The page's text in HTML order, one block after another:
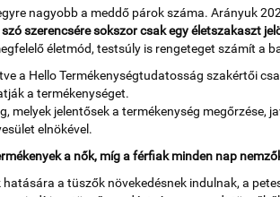
nagyobb a meddő párok száma. Arányuk
szerencsére sokszor csak egy életszakaszt
életmód, testsúly is rengeteget számít a
a Hello Termékenységtudatosság szakértői
a termékenységet.
melyek jelentősek a termékenység
elnökével.
a nők, míg a férfiak minden nap
a tüszők növekedésnek indulnak, a